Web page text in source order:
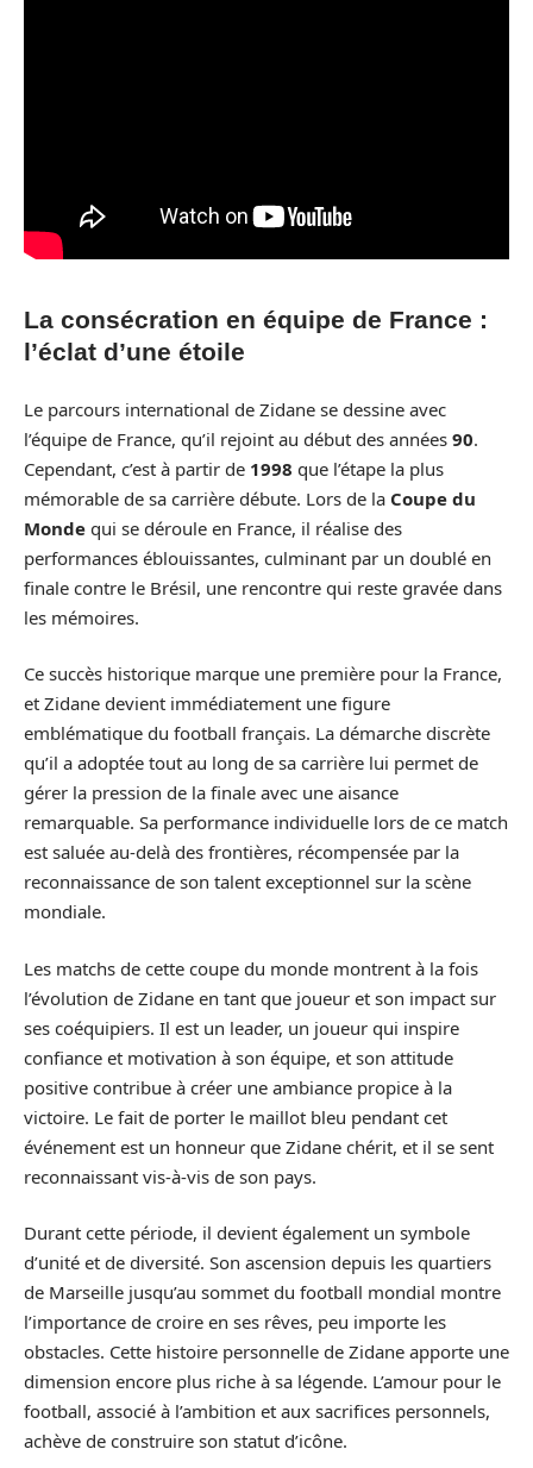
La consécration en équipe de France :
l’éclat d’une étoile
Le parcours international de Zidane se dessine avec
l’équipe de France, qu’il rejoint au début des années 90.
Cependant, c’est à partir de 1998 que l’étape la plus
mémorable de sa carrière débute. Lors de la Coupe du
Monde qui se déroule en France, il réalise des
performances éblouissantes, culminant par un doublé en
finale contre le Brésil, une rencontre qui reste gravée dans
les mémoires.
Ce succès historique marque une première pour la France,
et Zidane devient immédiatement une figure
emblématique du football français. La démarche discrète
qu’il a adoptée tout au long de sa carrière lui permet de
gérer la pression de la finale avec une aisance
remarquable. Sa performance individuelle lors de ce match
est saluée au-delà des frontières, récompensée par la
reconnaissance de son talent exceptionnel sur la scène
mondiale.
Les matchs de cette coupe du monde montrent à la fois
l’évolution de Zidane en tant que joueur et son impact sur
ses coéquipiers. Il est un leader, un joueur qui inspire
confiance et motivation à son équipe, et son attitude
positive contribue à créer une ambiance propice à la
victoire. Le fait de porter le maillot bleu pendant cet
événement est un honneur que Zidane chérit, et il se sent
reconnaissant vis-à-vis de son pays.
Durant cette période, il devient également un symbole
d’unité et de diversité. Son ascension depuis les quartiers
de Marseille jusqu’au sommet du football mondial montre
l’importance de croire en ses rêves, peu importe les
obstacles. Cette histoire personnelle de Zidane apporte une
dimension encore plus riche à sa légende. L’amour pour le
football, associé à l’ambition et aux sacrifices personnels,
achève de construire son statut d’icône.